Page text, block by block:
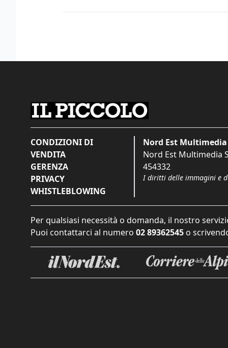
CONDIZIONI DI
VENDITA
GERENZA
PRIVACY
WHISTLEBLOWING
Nord Est Multimedia
Nord Est Multimedia
454332
I diritti delle immagini e
Per qualsiasi necessità o domanda, il nostro
Puoi contattarci al numero 02 89362545 o